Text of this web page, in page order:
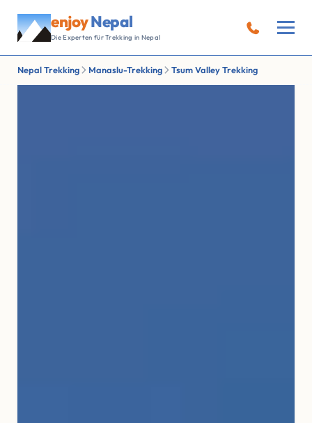
enjoyNepal
Die Experten für Trekking in Nepal
Nepal Trekking Manaslu-Trekking Tsum Valley Trekking